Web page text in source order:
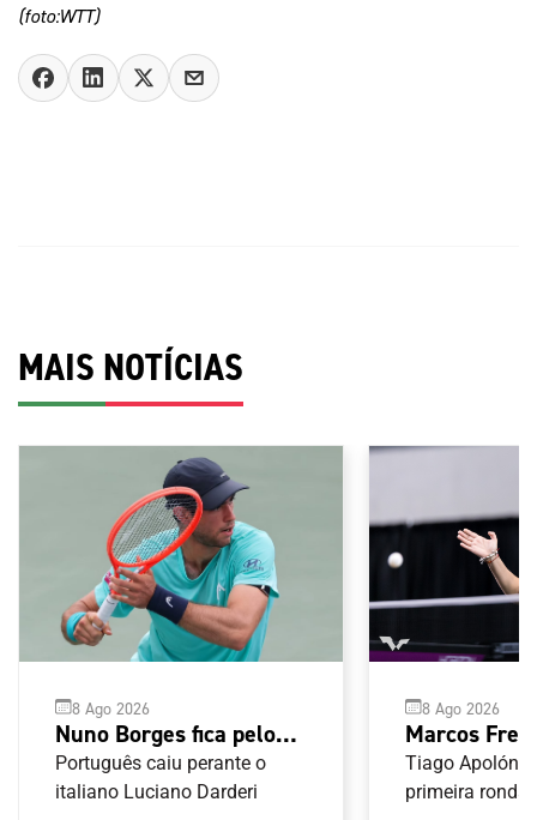
(foto:WTT)
MAIS NOTÍCIAS
8 Ago 2026
Nuno Borges fica pelos
oitavos-de-final no
Masters 1000 de
Português caiu perante o
italiano Luciano Darderi
8 Ago 2026
Marcos
Shao
qualificação
Tiago
primeira ronda